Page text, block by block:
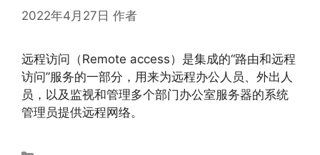
2022年4月27日 作者
远程访问（Remote access）是集成的“路由和远程
访问”服务的一部分，用来为远程办公人员、外出人
员，以及监视和管理多个部门办公室服务器的系统
管理员提供远程网络。